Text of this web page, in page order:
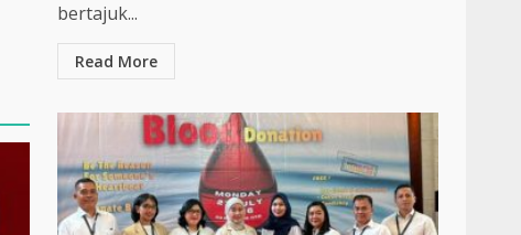
bertajuk...
Read More